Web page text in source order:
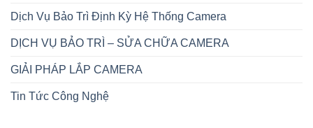
Dịch Vụ Bảo Trì Định Kỳ Hệ Thống Camera
DỊCH VỤ BẢO TRÌ – SỬA CHỮA CAMERA
GIẢI PHÁP LẮP CAMERA
Tin Tức Công Nghệ